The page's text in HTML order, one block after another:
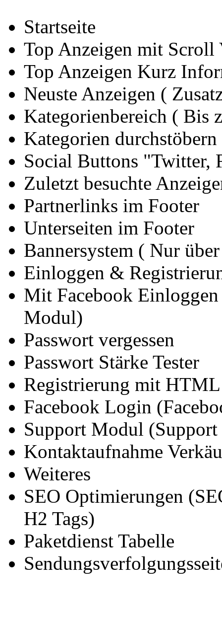
Startseite
Top Anzeigen mit Scroll
Top Anzeigen Kurz
Neuste Anzeigen (
Kategorienbereich ( Bis
Kategorien durchstöbern
Social Buttons "Twitter,
Zuletzt besuchte
Partnerlinks im Footer
Unterseiten im Footer
Bannersystem ( Nur
Einloggen &
Mit Facebook
Modul)
Passwort vergessen
Passwort Stärke Tester
Registrierung mit
Facebook Login
Support Modul
Kontaktaufnahme
Weiteres
SEO Optimierungen
H2 Tags)
Paketdienst Tabelle